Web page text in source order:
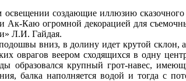
создающие иллюзию сказочного
Ак-Каю огромной декорацией для
Л.И. Гайдая.
вниз, в долину идет крутой склон, а
оврагов веером сходящихся в одну
образовался крупный грот-навес,
балка наполняется водой и тогда с